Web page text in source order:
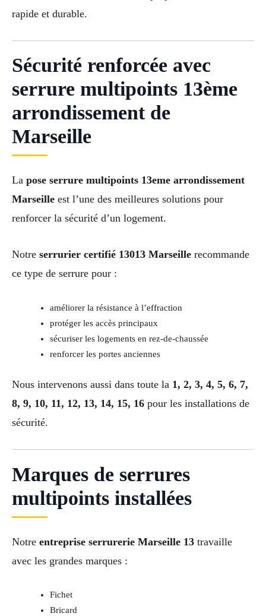
rapide et durable.
Sécurité renforcée avec
serrure multipoints 13ème
arrondissement de
Marseille
La pose serrure multipoints 13eme arrondissement
Marseille est l’une des meilleures solutions pour
renforcer la sécurité d’un logement.
Notre serrurier certifié 13013 Marseille recommande
ce type de serrure pour :
améliorer la résistance à l’effraction
protéger les accès principaux
sécuriser les logements en rez-de-chaussée
renforcer les portes anciennes
Nous intervenons aussi dans toute la 1, 2, 3, 4, 5, 6, 7,
8, 9, 10, 11, 12, 13, 14, 15, 16 pour les installations de
sécurité.
Marques de serrures
multipoints installées
Notre entreprise serrurerie Marseille 13 travaille
avec les grandes marques :
Fichet
Bricard